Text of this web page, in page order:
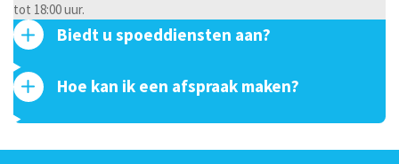
tot 18:00 uur.
Biedt u spoeddiensten aan?
Hoe kan ik een afspraak maken?